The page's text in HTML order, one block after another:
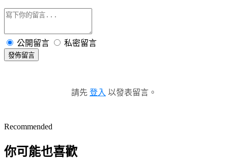
公開留言 私密留言
發佈留言
請先 登入 以發表留言。
Recommended
你可能也喜歡